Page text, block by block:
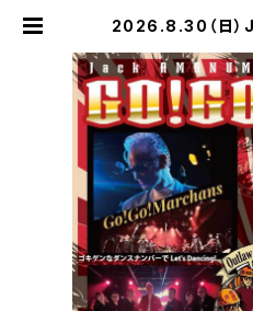
2026.8.30（日
ット | CLUB
ショ